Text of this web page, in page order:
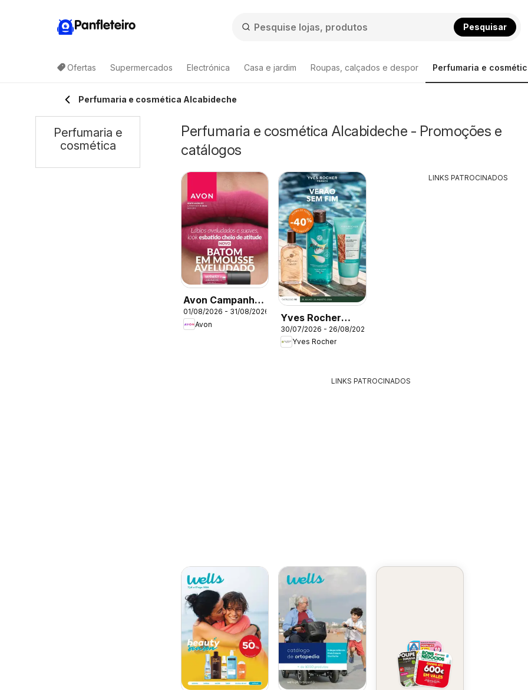
Panfleteiro Pesquisar
Ofertas Supermercados Electrónica Casa e jardim Roupas, calçados e despor Perfumaria e
Perfumaria e cosmética Alcabideche
Perfumaria e cosmética Alcabideche - Promoções e
catálogos
Avon Campanha
8
01/08/2026 - 31/08/2026
Avon
Yves Rocher
Catálogo 10
30/07/2026 - 26/08/2026
Yves Rocher
LINKS PATROCINADOS
LINKS PATROCINADOS
Perfumaria e
cosmética